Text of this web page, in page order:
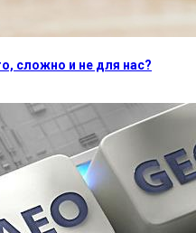
сложно и не для нас?